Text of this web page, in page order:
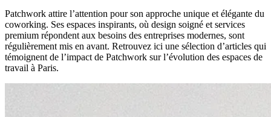
Patchwork attire l’attention pour son approche unique et élégante du
coworking. Ses espaces inspirants, où design soigné et services
premium répondent aux besoins des entreprises modernes, sont
régulièrement mis en avant. Retrouvez ici une sélection d’articles qui
témoignent de l’impact de Patchwork sur l’évolution des espaces de
travail à Paris.